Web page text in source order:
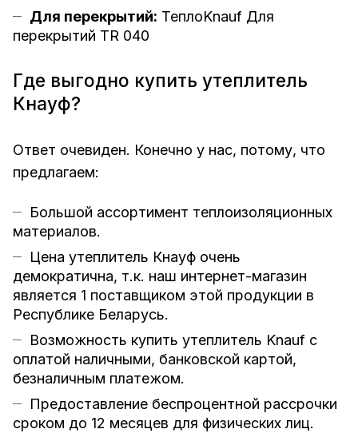
Для перекрытий: ТеплоKnauf Для
перекрытий ТR 040
Где выгодно купить утеплитель
Кнауф?
Ответ очевиден. Конечно у нас, потому, что
предлагаем:
Большой ассортимент теплоизоляционных
материалов.
Цена утеплитель Кнауф очень
демократична, т.к. наш интернет-магазин
является 1 поставщиком этой продукции в
Республике Беларусь.
Возможность купить утеплитель Knauf с
оплатой наличными, банковской картой,
безналичным платежом.
Предоставление беспроцентной рассрочки
сроком до 12 месяцев для физических лиц.